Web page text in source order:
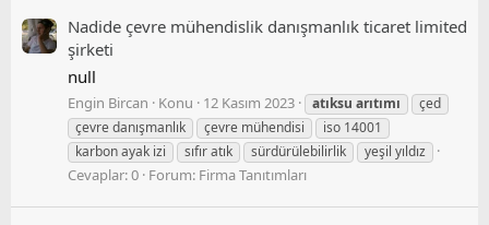
Nadide çevre mühendislik danışmanlık ticaret limited
şirketi
null
Engin Bircan Konu 12 Kasım 2023 atıksu arıtımı
çed
çevre danışmanlık
çevre mühendisi
iso 14001
karbon ayak izi
sıfır atık sürdürülebilirlik yeşil yıldız
Cevaplar: 0 Forum: Firma Tanıtımları